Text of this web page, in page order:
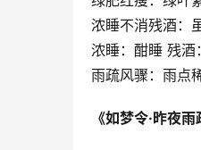
浓睡不消残酒：
浓睡：酣睡 残酒
雨疏风骤：雨点
《如梦令·昨夜